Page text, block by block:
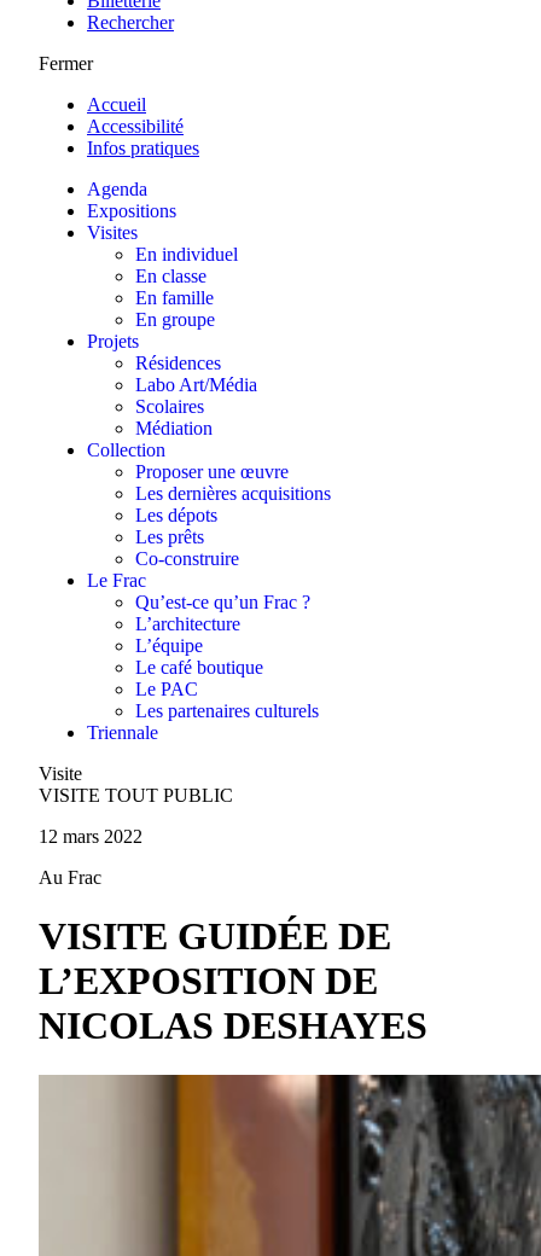
Rechercher
Fermer
Accueil
Accessibilité
Infos pratiques
Agenda
Expositions
Visites
En individuel
En classe
En famille
En groupe
Projets
Résidences
Labo Art/Média
Scolaires
Médiation
Collection
Proposer une œuvre
Les dernières acquisitions
Les dépots
Les prêts
Co-construire
Le Frac
Qu’est-ce qu’un Frac ?
L’architecture
L’équipe
Le café boutique
Le PAC
Les partenaires culturels
Triennale
Visite
VISITE TOUT PUBLIC
12 mars 2022
Au Frac
VISITE GUIDÉE DE
L’EXPOSITION DE
NICOLAS DESHAYES